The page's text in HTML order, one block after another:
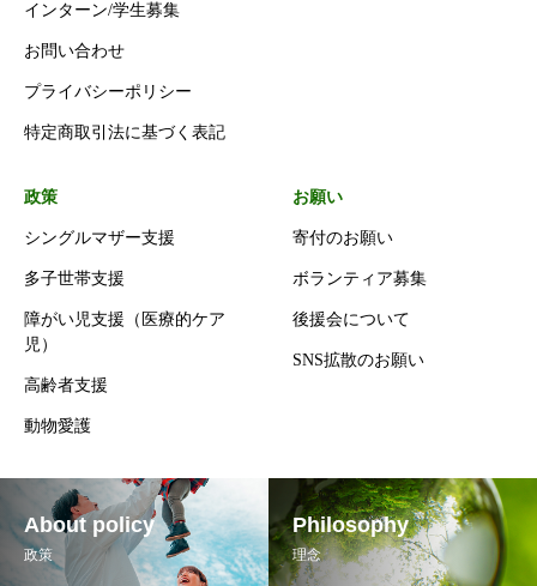
インターン/学生募集
お問い合わせ
プライバシーポリシー
特定商取引法に基づく表記
政策
シングルマザー支援
多子世帯支援
障がい児支援（医療的ケア
児）
高齢者支援
動物愛護
お願い
寄付のお願い
ボランティア募集
後援会について
SNS拡散のお願い
About policy
政策
Philosophy
理念